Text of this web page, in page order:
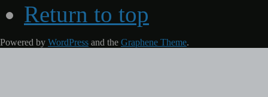
Return to top
Powered by WordPress and the Graphene Theme.